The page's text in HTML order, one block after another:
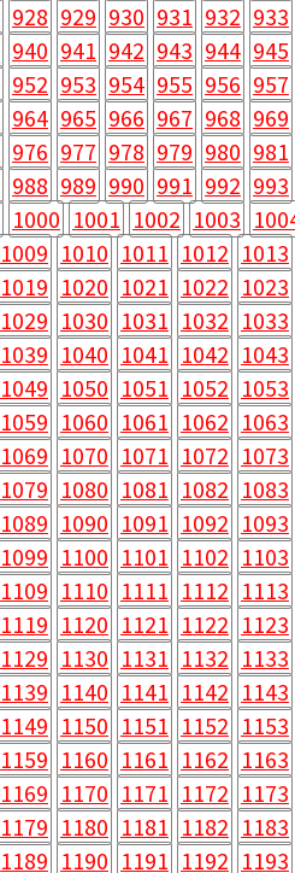
928 929 930 931 932 933
940 941 942 943 944 945
952 953 954 955 956 957
964 965 966 967 968 969
976 977 978 979 980 981
988 989 990 991 992 993
1000 1001 1002 1003
1009 1010 1011 1012 1013
1019 1020 1021 1022 1023
1029 1030 1031 1032 1033
1039 1040 1041 1042 1043
1049 1050 1051 1052 1053
1059 1060 1061 1062 1063
1069 1070 1071 1072 1073
1079 1080 1081 1082 1083
1089 1090 1091 1092 1093
1099 1100 1101 1102 1103
1109 1110 1111 1112 1113
1119 1120 1121 1122 1123
1129 1130 1131 1132 1133
1139 1140 1141 1142 1143
1149 1150 1151 1152 1153
1159 1160 1161 1162 1163
1169 1170 1171 1172 1173
1179 1180 1181 1182 1183
1189 1190 1191 1192 1193